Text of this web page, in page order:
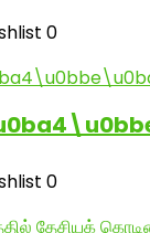
0
0